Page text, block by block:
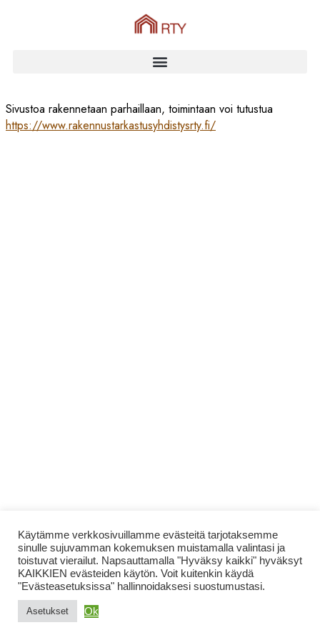
Sivustoa rakennetaan parhaillaan, toimintaan voi tutustua
https://www.rakennustarkastusyhdistysrty.fi/
Käytämme verkkosivuillamme evästeitä tarjotaksemme
sinulle sujuvamman kokemuksen muistamalla valintasi ja
toistuvat vierailut. Napsauttamalla "Hyväksy kaikki" hyväksyt
KAIKKIEN evästeiden käytön. Voit kuitenkin käydä
"Evästeasetuksissa" hallinnoidaksesi suostumustasi.
Asetukset Ok